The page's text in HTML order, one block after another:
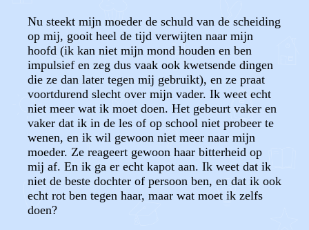
Nu steekt mijn moeder de schuld van de scheiding
op mij, gooit heel de tijd verwijten naar mijn
hoofd (ik kan niet mijn mond houden en ben
impulsief en zeg dus vaak ook kwetsende dingen
die ze dan later tegen mij gebruikt), en ze praat
voortdurend slecht over mijn vader. Ik weet echt
niet meer wat ik moet doen. Het gebeurt vaker en
vaker dat ik in de les of op school niet probeer te
wenen, en ik wil gewoon niet meer naar mijn
moeder. Ze reageert gewoon haar bitterheid op
mij af. En ik ga er echt kapot aan. Ik weet dat ik
niet de beste dochter of persoon ben, en dat ik ook
echt rot ben tegen haar, maar wat moet ik zelfs
doen?